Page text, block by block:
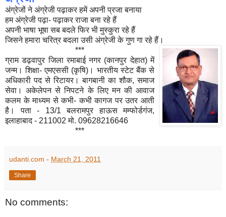
अंग्रेजों ने अंग्रेजी पढ़ाकर हमें अपनी प्रजा बनाया
हम अंग्रेजी पढ़ा- पढ़ाकर राजा बना रहे हैं
अपनी भाषा भूषा सब बदले फिर भी मुस्कुरा रहे हैं
जिसने हमारा चरित्र बदला उसी अंग्रेजी के गुण गा रहे हैं।
***
ग्राम डढ़वापुर जिला रमाबाई नगर (कानपुर देहात) में
जन्म। शिक्षा- एमएससी (कृषि)। भारतीय स्टेट बैंक से
अधिकारी पद से रिटायर। बागबानी का शौक, समाज
सेवा। अकेलेपन से निपटने के लिए मन की आवाज
कलम के माध्यम से कभी- कभी कागज पर उतर आती
है। पता - 13/1 बलरामपुर हाऊस मम्फोर्डगंज,
इलाहाबाद - 211002 मो. 09628216646
***
udanti.com - March 21, 2011
Share
No comments: